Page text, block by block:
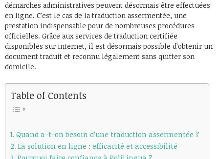
démarches administratives peuvent désormais être effectuées
en ligne. C’est le cas de la traduction assermentée, une
prestation indispensable pour de nombreuses procédures
officielles. Grâce aux services de traduction certifiée
disponibles sur internet, il est désormais possible d’obtenir un
document traduit et reconnu légalement sans quitter son
domicile.
Table of Contents
Quand a-t-on besoin d’une traduction assermentée ?
La solution en ligne : efficacité et accessibilité